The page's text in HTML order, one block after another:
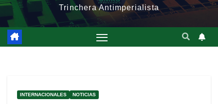
Trinchera Antimperialista
INTERNACIONALES NOTICIAS